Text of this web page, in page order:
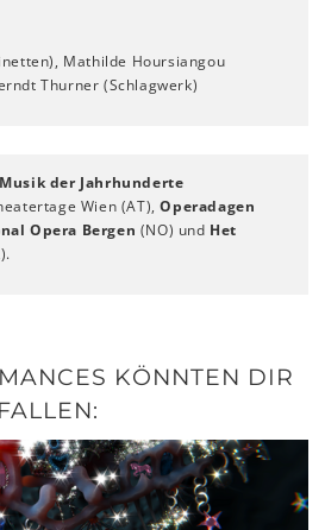
Mathilde Hoursiangou
Thurner (Schlagwerk)
Musik der Jahrhunderte
Wien (AT),Operadagen
Opera Bergen (NO) und Het
KÖNNTEN DIR